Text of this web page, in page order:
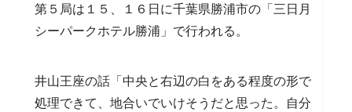
第５局は１５、１６日に千葉県勝浦市の「三日月
シーパークホテル勝浦」で行われる。
井山王座の話「中央と右辺の白をある程度の形で
処理できて、地合いでいけそうだと思った。自分